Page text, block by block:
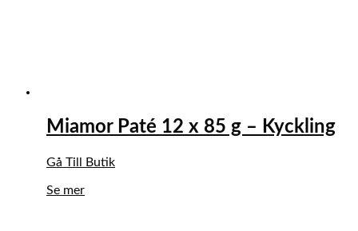
Miamor Paté 12 x 85 g – Kyckling
Gå Till Butik
Se mer